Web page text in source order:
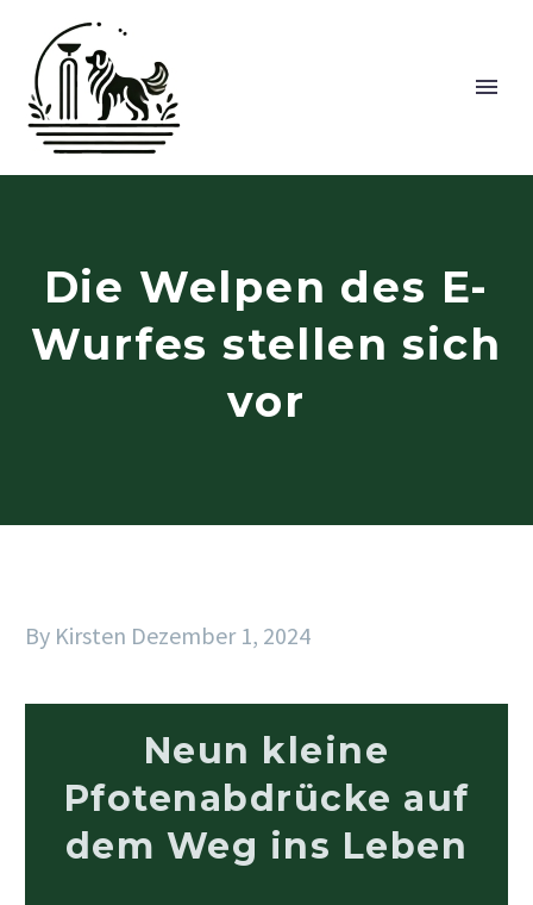
Die Welpen des E-
Wurfes stellen sich
vor
By Kirsten Dezember 1, 2024
Neun kleine
Pfotenabdrücke auf
dem Weg ins Leben